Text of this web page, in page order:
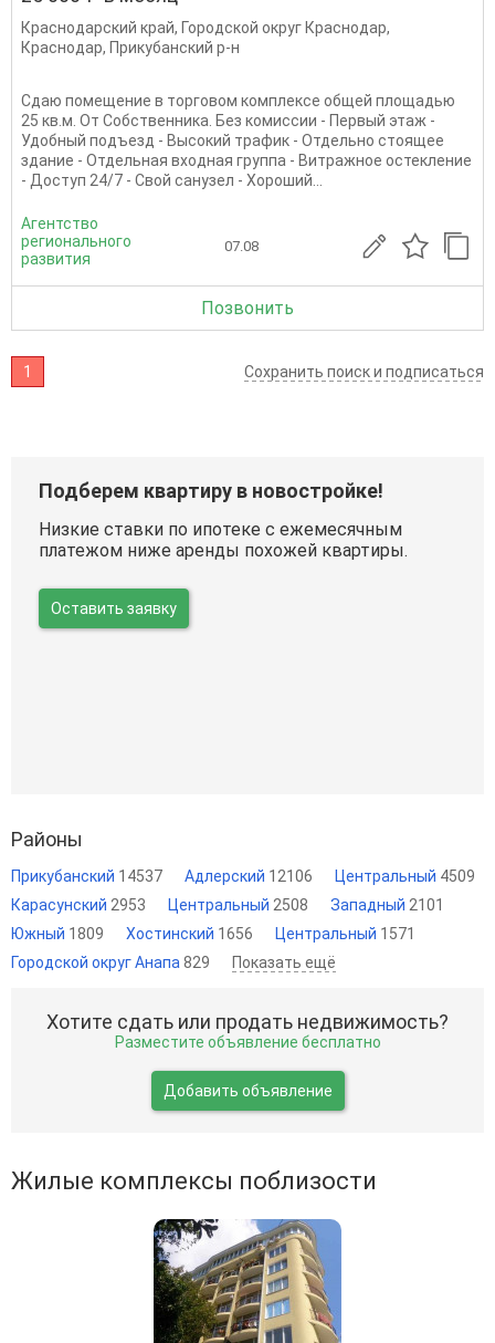
Краснодарский край, Городской округ Краснодар,
Краснодар, Прикубанский р-н
Сдаю помещение в торговом комплексе общей площадью
25 кв.м. От Собственника. Без комиссии - Первый этаж -
Удобный подъезд - Высокий трафик - Отдельно стоящее
здание - Отдельная входная группа - Витражное остекление
- Доступ 24/7 - Свой санузел - Хороший...
Агентство
регионального
развития
07.08
Позвонить
1 Сохранить поиск и подписаться
Подберем квартиру в новостройке!
Низкие ставки по ипотеке с ежемесячным
платежом ниже аренды похожей квартиры.
Оставить заявку
Районы
Прикубанский 14537 Адлерский 12106 Центральный 4509
Карасунский 2953 Центральный 2508 Западный 2101
Южный 1809 Хостинский 1656 Центральный 1571
Городской округ Анапа 829 Показать ещё
Хотите сдать или продать недвижимость?
Разместите объявление бесплатно
Добавить объявление
Жилые комплексы поблизости